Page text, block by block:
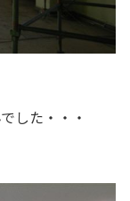
した・・・